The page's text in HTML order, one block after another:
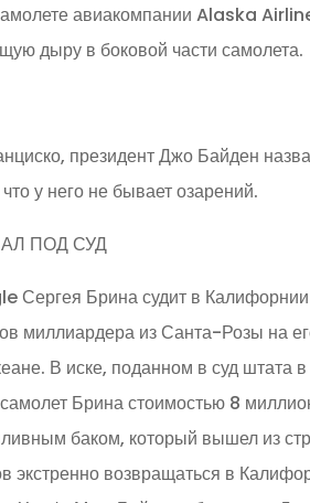
авиакомпании Alaska
дыру в боковой части самолета.
президент Джо Байден
у него не бывает озарений.
ПОД СУД
Сергея Брина судит в
миллиардера из Санта-Розы на
В иске, поданном в суд штата
Брина стоимостью 8
баком, который вышел из
экстренно возвращаться в